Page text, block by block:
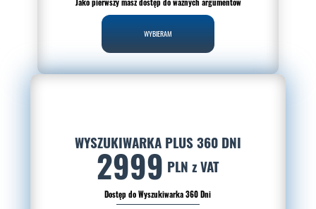
Jako pierwszy masz dostęp do ważnych argumentów
WYBIERAM
WYSZUKIWARKA PLUS 360 DNI
2999 PLN z VAT
Dostęp do Wyszukiwarka 360 Dni